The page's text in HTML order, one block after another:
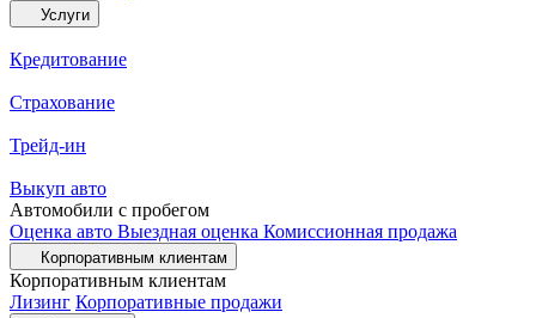
Услуги
Кредитование
Страхование
Трейд-ин
Выкуп авто
Автомобили с пробегом
Оценка авто Выездная оценка Комиссионная продажа
Корпоративным клиентам
Корпоративным клиентам
Лизинг Корпоративные продажи